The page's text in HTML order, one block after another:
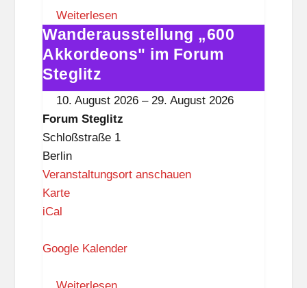
S
t
e
g
l
i
t
z
Weiterlesen
Wanderausstellung
„600
Akkordeons"
im
Forum
Steglitz
Wanderausstellung „600
Akkordeons" im Forum
Steglitz
10. August 2026 –29. August 2026
Forum Steglitz
Schloßstraße 1
Berlin
Veranstaltungsort anschauen
KarteF
u
S
iCal
Google Kalender